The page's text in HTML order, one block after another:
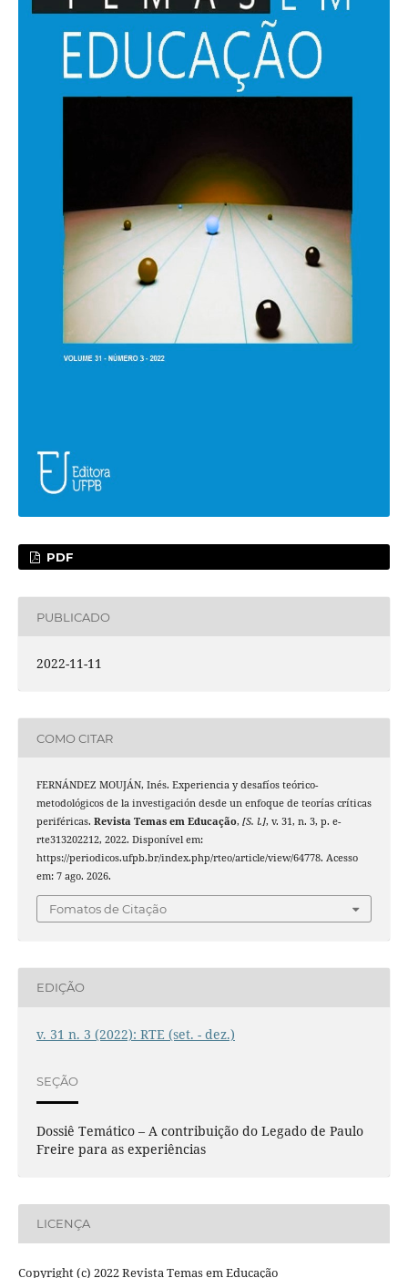
PDF
PUBLICADO
2022-11-11
COMO CITAR
FERNÁNDEZ MOUJÁN, Inés. Experiencia y desafíos teórico-
metodológicos de la investigación desde un enfoque de teorías críticas
periféricas. Revista Temas em Educação, [S. l.], v. 31, n. 3, p. e-
rte313202212, 2022. Disponível em:
https://periodicos.ufpb.br/index.php/rteo/article/view/64778. Acesso
em: 7 ago. 2026.
Fomatos de Citação
EDIÇÃO
v. 31 n. 3 (2022): RTE (set. - dez.)
SEÇÃO
Dossiê Temático – A contribuição do Legado de Paulo
Freire para as experiências
LICENÇA
Copyright (c) 2022 Revista Temas em Educação